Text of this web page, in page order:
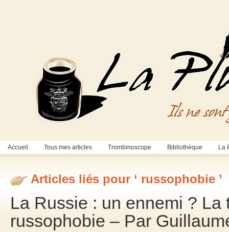
Accueil Tous mes articles Trombinoscope Bibliothèque La
Articles liés pour ‘ russophobie ’
La Russie : un ennemi ?
russophobie – Par